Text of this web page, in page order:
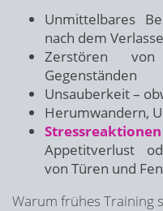
Unmittelbares
nach dem
Zerstören
Gegenständen
Unsauberkeit –
Herumwandern,
Stressreaktionen
Appetitverlust
von Türen und
Warum frühes Training